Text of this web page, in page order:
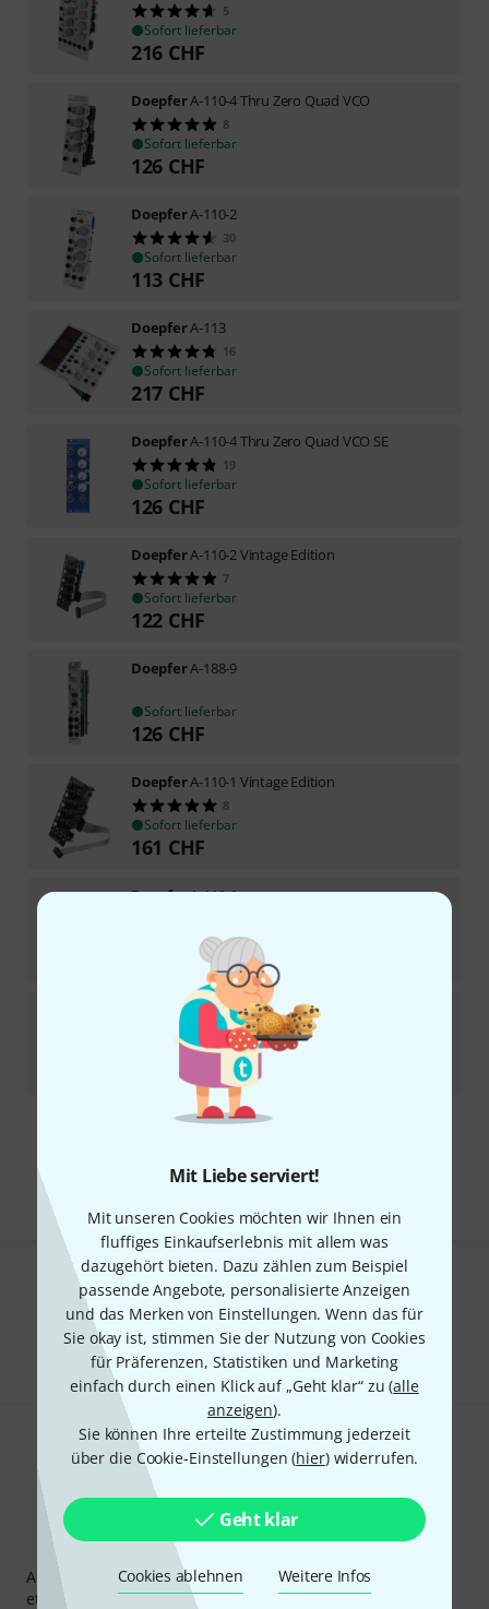
Mit Liebe serviert!
Mit unseren Cookies möchten wir Ihnen ein
fluffiges Einkaufserlebnis mit allem was
dazugehört bieten. Dazu zählen zum Beispiel
passende Angebote, personalisierte Anzeigen
und das Merken von Einstellungen. Wenn das für
Sie okay ist, stimmen Sie der Nutzung von Cookies
für Präferenzen, Statistiken und Marketing
einfach durch einen Klick auf „Geht klar“ zu (alle
anzeigen).
Sie können Ihre erteilte Zustimmung jederzeit
über die Cookie-Einstellungen (hier) widerrufen.
Geht klar
Cookies ablehnen Weitere Infos
5
Sofort lieferbar
216 CHF
DoepferA-110-4 Thru Zero Quad VCO
8
Sofort lieferbar
126 CHF
DoepferA-110-2
30
Sofort lieferbar
113 CHF
DoepferA-113
16
Sofort lieferbar
217 CHF
DoepferA-110-4 Thru Zero Quad VCO SE
19
Sofort lieferbar
126 CHF
DoepferA-110-2 Vintage Edition
7
Sofort lieferbar
122 CHF
DoepferA-188-9
Sofort lieferbar
126 CHF
DoepferA-110-1 Vintage Edition
8
Sofort lieferbar
161 CHF
DoepferA-110-6
Sofort lieferbar
CHF
DoepferA-143-4
19
Sofort lieferbar
CHF
Alle Preise inkl. MwSt.
Gefällt Ihnen, was Sie sehen?
Teilen Hilfe & Feedback
Thomann Newsletter
Abonniere den Thomann Newsletter und gewinne mit
etwas Glück einen von50 Gutscheinenüber jeweils